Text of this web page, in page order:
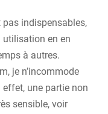
indispensables,
utilisation en en
à autres.
je n’incommode
une partie non
sensible, voir